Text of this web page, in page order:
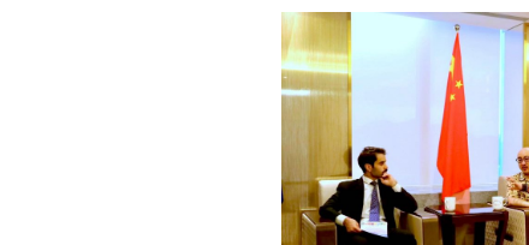
埃及总领事
一路经贸合
2023年11月23日
拿督斯里吴
一路经贸合
2023年11月23日
瑚蒞臨 天泉
量子研究院
2021年12月10
標量波光量
斯裏吳達鎔
2021年12月10